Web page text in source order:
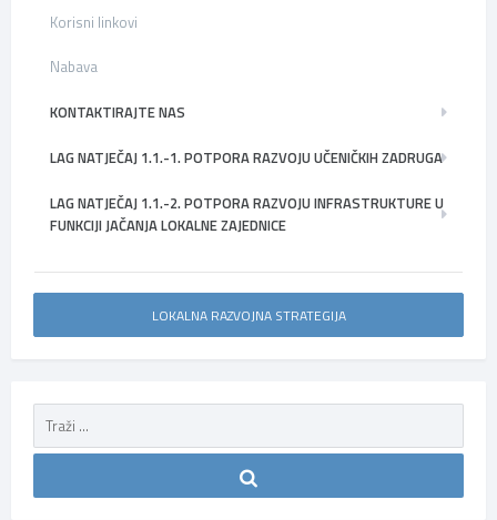
Korisni linkovi
Nabava
KONTAKTIRAJTE NAS
LAG NATJEČAJ 1.1.-1. POTPORA RAZVOJU UČENIČKIH ZADRUGA
LAG NATJEČAJ 1.1.-2. POTPORA RAZVOJU INFRASTRUKTURE U
FUNKCIJI JAČANJA LOKALNE ZAJEDNICE
LOKALNA RAZVOJNA STRATEGIJA